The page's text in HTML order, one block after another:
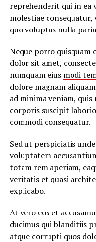
reprehenderit qui in ea
molestiae
quo voluptas nulla
Neque porro quisquam
dolor sit amet,
numquam eius modi
dolore magnam
ad minima veniam,
corporis suscipit
commodi consequatur.
Sed ut perspiciatis
voluptatem
totam rem aperiam,
veritatis et quasi
explicabo.
At vero eos et
ducimus qui blanditiis
atque corrupti quos